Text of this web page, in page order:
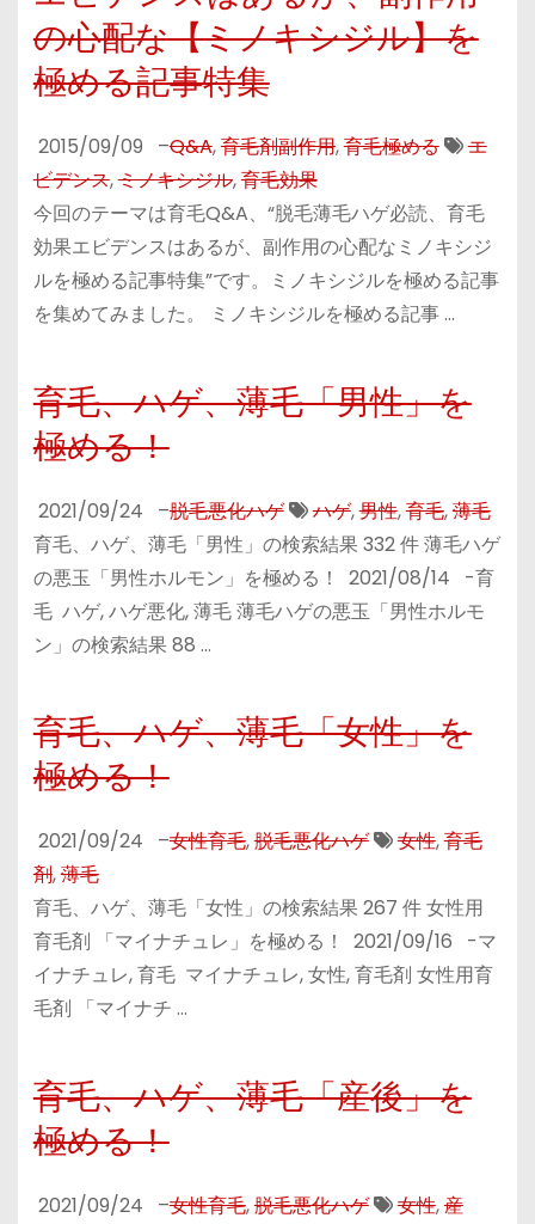
の心配な【ミノキシジル】を
極める記事特集
2015/09/09 –Q&A,育毛剤副作用,育毛極める
エ
ビデンス,ミノキシジル,育毛効果
今回のテーマは育毛Q&A、“脱毛薄毛ハゲ必読、育毛
効果エビデンスはあるが、副作用の心配なミノキシジ
ルを極める記事特集”です。ミノキシジルを極める記事
を集めてみました。 ミノキシジルを極める記事 …
育毛、ハゲ、薄毛「男性」を
極める！
2021/09/24 –脱毛悪化ハゲ ハゲ,男性,育毛,薄毛
育毛、ハゲ、薄毛「男性」の検索結果 332 件 薄毛ハゲ
の悪玉「男性ホルモン」を極める！ 2021/08/14 -育
毛 ハゲ, ハゲ悪化, 薄毛 薄毛ハゲの悪玉「男性ホルモ
ン」の検索結果 88 …
育毛、ハゲ、薄毛「女性」を
極める！
2021/09/24 –女性育毛,脱毛悪化ハゲ 女性,育毛
剤,薄毛
育毛、ハゲ、薄毛「女性」の検索結果 267 件 女性用
育毛剤 「マイナチュレ」を極める！ 2021/09/16 -マ
イナチュレ, 育毛 マイナチュレ, 女性, 育毛剤 女性用育
毛剤 「マイナチ …
育毛、ハゲ、薄毛「産後」を
極める！
2021/09/24 –女性育毛,脱毛悪化ハゲ 女性,産